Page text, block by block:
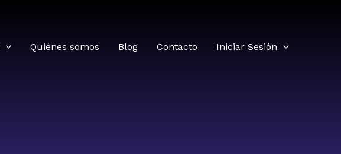
Quiénes somos Blog Contacto Iniciar Sesión